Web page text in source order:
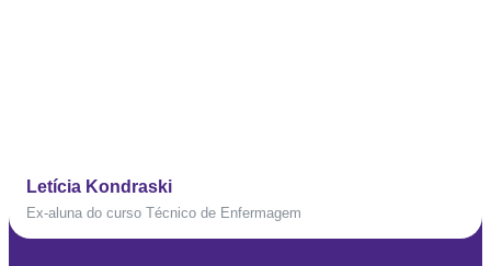
Letícia Kondraski
Ex-aluna do curso Técnico de Enfermagem